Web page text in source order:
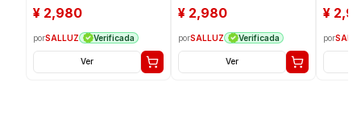
¥ 2,980
porSALLUZ Verificada
Ver
¥ 2,980
porSALLUZ Verificada
Ver
¥
por